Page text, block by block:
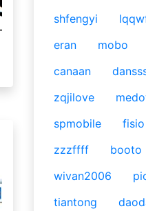
shfengyi
eran
mobo
canaan
zqjilove
spmobile
fisio
zzzffff
booto
wivan2006
tiantong